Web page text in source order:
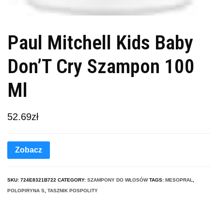
Paul Mitchell Kids Baby
Don’T Cry Szampon 100
Ml
52.69zł
Zobacz
SKU: 724E8321B722 CATEGORY: SZAMPONY DO WŁOSÓW TAGS: MESOPRAL
POLOPIRYNA S TASZNIK POSPOLITY